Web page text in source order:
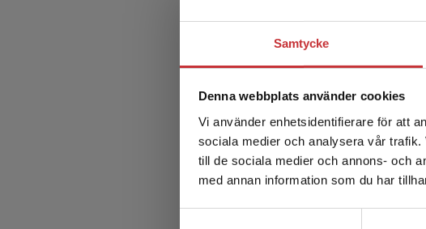
Samtycke
Denna webbplats använder cookies
Vi använder enhetsidentifierare för att
sociala medier och analysera vår
till de sociala medier och annons- och
med annan information som du har
Det
enhet